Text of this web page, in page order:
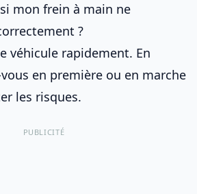
mon frein à main ne
?
véhicule rapidement. En
en première ou en marche
les risques.
PUBLICITÉ